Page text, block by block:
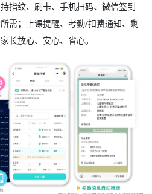
指纹、刷卡、手机扫码、微信签到
需；上课提醒、考勤/扣费通知、剩
长放心、安心、省心。